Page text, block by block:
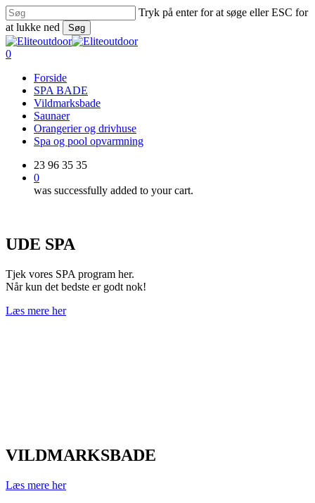
Skip
to
main
content
Tryk på enter for at søge eller ESC for
at lukke ned
Søg
Close
Search
0
Forside
SPA BADE
Vildmarksbade
Saunaer
Orangerier og drivhuse
Spa og pool opvarmning
23 96 35 35
0
was successfully added to your cart.
UDE SPA
Tjek vores SPA program her.
Når kun det bedste er godt nok!
Læs mere her
VILDMARKSBADE
Læs mere her